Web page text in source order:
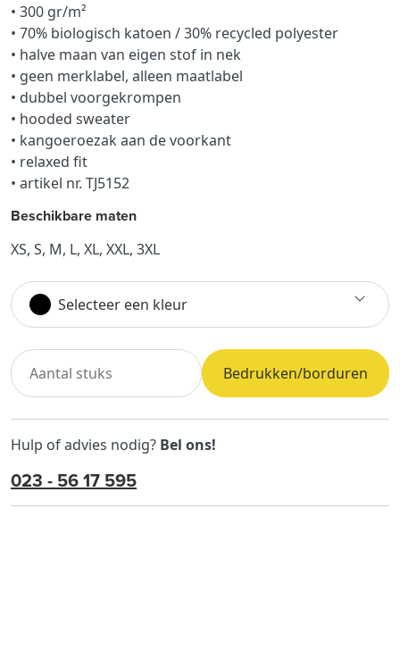
• 300 gr/m²
• 70% biologisch katoen / 30% recycled polyester
• halve maan van eigen stof in nek
• geen merklabel, alleen maatlabel
• dubbel voorgekrompen
• hooded sweater
• kangoeroezak aan de voorkant
• relaxed fit
• artikel nr. TJ5152
Beschikbare maten
XS, S, M, L, XL, XXL, 3XL
Selecteer een kleur
Bedrukken/borduren
Hulp of advies nodig? Bel ons!
023 - 56 17 595